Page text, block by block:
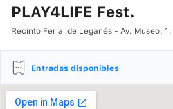
PLAY4LIFE Fest.
Recinto Ferial de Leganés - Av. Museo,
Entradas disponibles